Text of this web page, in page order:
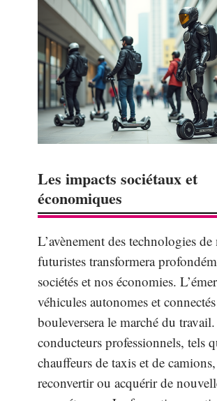
Les impacts sociétaux et
économiques
L’avènement des technologies
futuristes transformera
sociétés et nos économies.
véhicules autonomes et connectés
bouleversera le marché du
conducteurs professionnels, tels
chauffeurs de taxis et de
reconvertir ou acquérir de